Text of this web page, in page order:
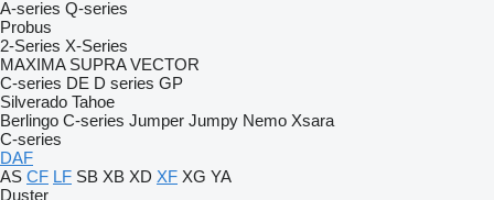
A-series Q-series
Probus
2-Series X-Series
MAXIMA SUPRA VECTOR
C-series DE D series GP
Silverado Tahoe
Berlingo C-series Jumper Jumpy Nemo Xsara
C-series
DAF
AS CF LF SB XB XD XF XG YA
Duster